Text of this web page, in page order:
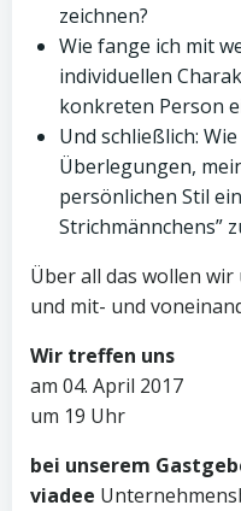
zeichnen?
Wie fange ich mit
individuellen
konkreten Person
Und schließlich:
Überlegungen,
persönlichen Stil
Strichmännchens”
Über all das wollen
und mit- und
Wir treffen uns
am 04. April 2017
um 19 Uhr
bei unserem
viadee